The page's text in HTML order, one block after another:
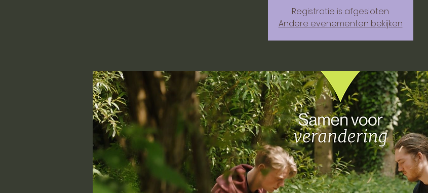
Registratie is afgesloten
Andere evenementen bekijken